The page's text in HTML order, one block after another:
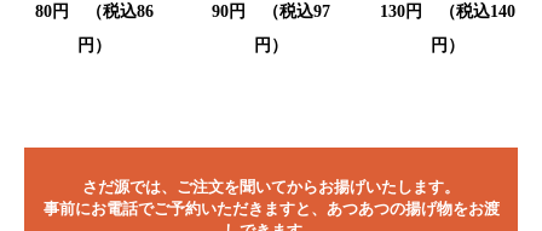
80円 （税込86
円）
90円 （税込97
円）
130円 （税込140
円）
さだ源では、ご注文を聞いてからお揚げいたします。
事前にお電話でご予約いただきますと、あつあつの揚げ物をお渡